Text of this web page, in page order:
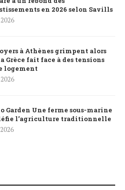
en 2026 selon Savills
à Athènes grimpent alors
Grèce fait face à des tensions
logement
Garden Une ferme sous-marine
l’agriculture traditionnelle